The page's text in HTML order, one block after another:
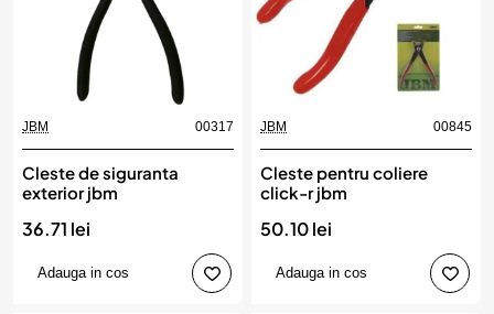
JBM 00317
Cleste de siguranta
exterior jbm
36.71 lei
Adauga in cos
JBM 00845
Cleste pentru coliere
click-r jbm
50.10 lei
Adauga in cos